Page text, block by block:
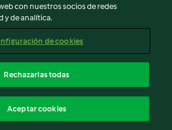
con nuestros socios de redes
y de analítica.
de cookies
Rechazarlas todas
Aceptar cookies